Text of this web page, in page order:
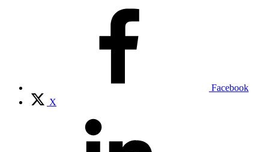
Facebook
X